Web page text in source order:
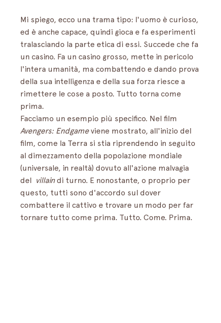
Mi spiego, ecco una trama tipo: l'uomo è curioso,
ed è anche capace, quindi gioca e fa esperimenti
tralasciando la parte etica di essi. Succede che fa
un casino. Fa un casino grosso, mette in pericolo
l'intera umanità, ma combattendo e dando prova
della sua intelligenza e della sua forza riesce a
rimettere le cose a posto. Tutto torna come
prima.
Facciamo un esempio più specifico. Nel film
Avengers: Endgame viene mostrato, all'inizio del
film, come la Terra si stia riprendendo in seguito
al dimezzamento della popolazione mondiale
(universale, in realtà) dovuto all'azione malvagia
del villain di turno. E nonostante, o proprio per
questo, tutti sono d'accordo sul dover
combattere il cattivo e trovare un modo per far
tornare tutto come prima. Tutto. Come. Prima.